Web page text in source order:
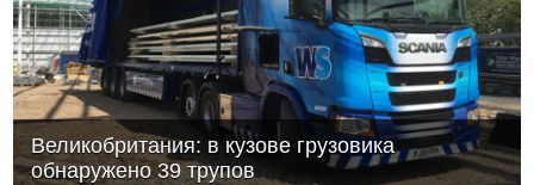
Великобритания: в кузове грузовика
обнаружено 39 трупов